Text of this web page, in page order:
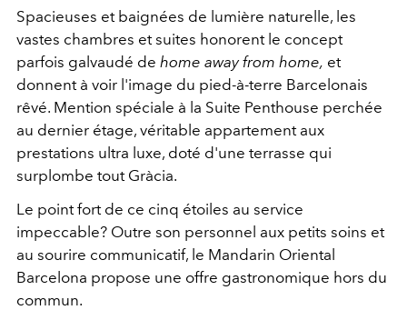
Spacieuses et baignées de lumière naturelle, les
vastes chambres et suites honorent le concept
parfois galvaudé de home away from home, et
donnent à voir l'image du pied-à-terre Barcelonais
rêvé. Mention spéciale à la Suite Penthouse perchée
au dernier étage, véritable appartement aux
prestations ultra luxe, doté d'une terrasse qui
surplombe tout Gràcia.
Le point fort de ce cinq étoiles au service
impeccable? Outre son personnel aux petits soins et
au sourire communicatif, le Mandarin Oriental
Barcelona propose une offre gastronomique hors du
commun.